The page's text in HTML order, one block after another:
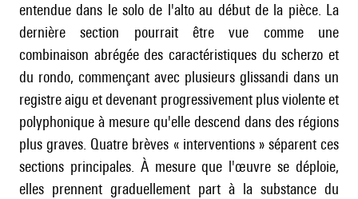
entendue dans le solo de l'alto au début de la pièce. La
dernière section pourrait être vue comme une
combinaison abrégée des caractéristiques du scherzo et
du rondo, commençant avec plusieurs glissandi dans un
registre aigu et devenant progressivement plus violente et
polyphonique à mesure qu'elle descend dans des régions
plus graves. Quatre brèves « interventions » séparent ces
sections principales. À mesure que l'œuvre se déploie,
elles prennent graduellement part à la substance du